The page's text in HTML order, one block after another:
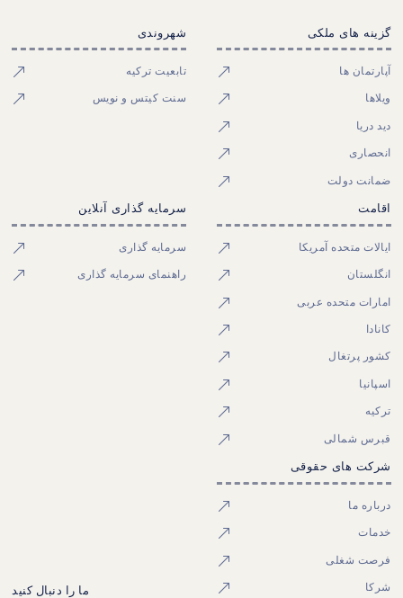
گزینه های ملکی
آپارتمان ها
ویلاها
دید دریا
انحصاری
ضمانت دولت
شهروندی
تابعیت ترکیه
سنت کیتس و نویس
اقامت
ایالات متحده آمریکا
انگلستان
امارات متحده عربی
کانادا
کشور پرتغال
اسپانیا
ترکیه
قبرس شمالی
سرمایه گذاری آنلاین
سرمایه گذاری
راهنمای سرمایه گذاری
شرکت های حقوقی
درباره ما
خدمات
فرصت شغلی
شرکا ما را دنبال کنید